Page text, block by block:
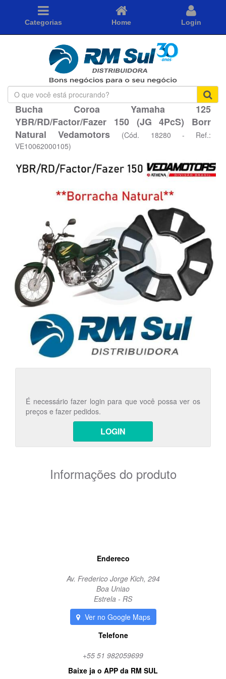
Categorias Home Login
O
que
você
está
procurando?
Bucha Coroa Yamaha 125
YBR/RD/Factor/Fazer 150 (JG 4PcS) Borr
Natural Vedamotors
(Cód. 18280 - Ref.:
VE10062000105)
É necessário fazer login para que você possa ver os
preços e fazer pedidos.
LOGIN
Informações do produto
Endereco
Av. Frederico Jorge Kich, 294
Boa Uniao
Estrela - RS
Ver no Google Maps
Telefone
+55 51 982059699
Baixe ja o APP da RM SUL